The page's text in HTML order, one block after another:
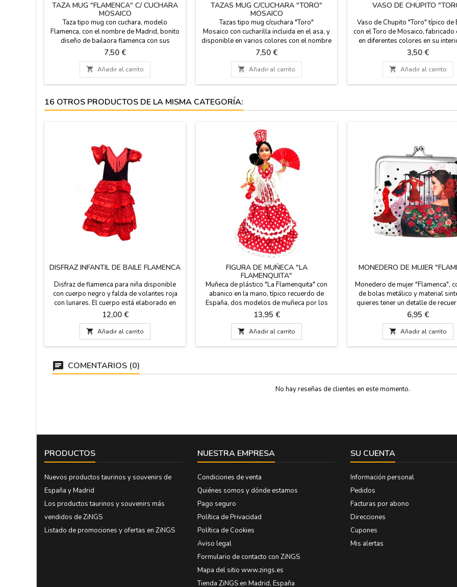
TAZA MUG "FLAMENCA" C/ CUCHARA
MOSAICO
Taza tipo mug con cuchara, modelo
Flamenca, con el nombre de Madrid, bonito
diseño de bailaora flamenca con sus
claveles, recuerdo de España. Diseño tipo
trencadís. 300 ml. Apto para
microondas. En cuanto a lavavajillas, se
puede en programa corto, pero hay que
tener en cuenta que es una calca y con el
x 9 cm de...
Precio
7,50 €
 Añadir al carrito
TAZAS MUG C/CUCHARA "TORO"
MOSAICO
Tazas tipo mug c/cuchara "Toro"
Mosaico con cucharilla incluida en el asa, y
disponible en varios colores con el nombre
de Madrid. Puedes combinarla con el apoya
cucharas de la misma colección. Apta para
microondas y lavavajillas. 300 ml. Medida:
12 cm de alto y 12 cm con asa
Precio
7,50 €
 Añadir al carrito
VASO DE CHUPITO
Vaso de Chupito "Toro" típico de
con el Toro de Mosaico, fabricado
en diferentes colores en su
hacer juego en tu mesa. Medida:
alto x 5 cm de diámetro.
Precio
3,50 €
 Añadir al carrito
16 OTROS PRODUCTOS DE LA MISMA CATEGORÍA:
DISFRAZ INFANTIL DE BAILE FLAMENCA
Disfraz de flamenca para niña disponible
con cuerpo negro y falda de volantes roja
con lunares. El cuerpo está elaborado en
100% poliamida y los volantes son de
100% poliéster. Se recomienda lavar en frío
y planchar a no más de 30 ºC.El disfraz de
flamenca está disponible en ocho tallas
diferentes: de 0 meses a 12 años.
Precio
12,00 €
 Añadir al carrito
FIGURA DE MUÑECA "LA
FLAMENQUITA"
Muñeca de plástico "La Flamenquita" con
abanico en la mano, típico recuerdo de
España, dos modelos de muñeca por los
colores de sus vestidos de lunares y dos
tamaños diferentes, pequeña y grande.
Llevan incluidos unos pendientes, peineta y
castañuelas. Pequeña: 25 cm alto Grande:
30 cm alto
Precio
13,95 €
 Añadir al carrito
MONEDERO DE MUJER
Monedero de mujer "Flamenca",
de bolas metálico y material
quieres tener un detalle de
eventos, tu boda, etc.. regala
monedero para el bolso, es de
Medida: 10 X 10,5 cm
Precio
6,95 €
 Añadir al carrito
COMENTARIOS (0)
No hay reseñas de clientes en este momento.
PRODUCTOS
Nuevos productos taurinos y souvenirs de
España y Madrid
Los productos taurinos y souvenirs más
vendidos de ZiNGS
Listado de promociones y ofertas en ZiNGS
NUESTRA EMPRESA
Condiciones de venta
Quiénes somos y dónde estamos
Pago seguro
Política de Privacidad
Política de Cookies
Aviso legal
Formulario de contacto con ZiNGS
Mapa del sitio www.zings.es
Tienda ZiNGS en Madrid, España
SU CUENTA
Información personal
Pedidos
Facturas por abono
Direcciones
Cupones
Mis alertas